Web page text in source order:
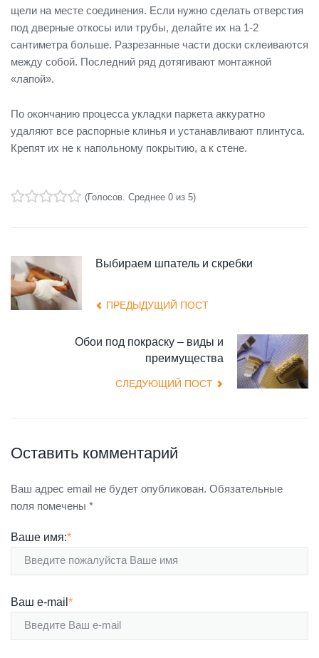
щели на месте соединения. Если нужно сделать отверстия
под дверные откосы или трубы, делайте их на 1-2
сантиметра больше. Разрезанные части доски склеиваются
между собой. Последний ряд дотягивают монтажной
«лапой».
По окончанию процесса укладки паркета аккуратно
удаляют все распорные клинья и устанавливают плинтуса.
Крепят их не к напольному покрытию, а к стене.
(Голосов . Среднее 0 из 5)
Выбираем шпатель и скребки
ПРЕДЫДУЩИЙ ПОСТ
Обои под покраску – виды и
преимущества
СЛЕДУЮЩИЙ ПОСТ
Оставить комментарий
Ваш адрес email не будет опубликован. Обязательные
поля помечены *
Ваше имя:*
Ваш e-mail *